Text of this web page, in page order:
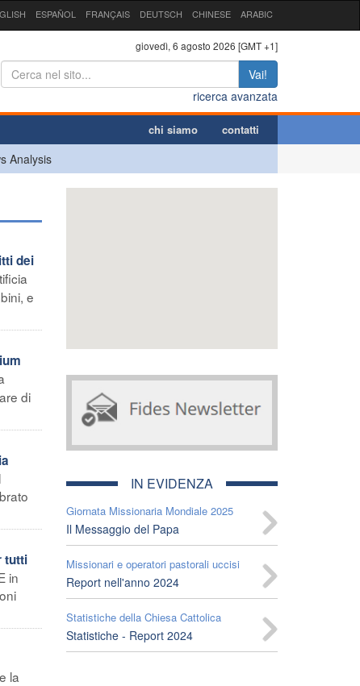
ESPAÑOL FRANÇAIS DEUTSCH CHINESE ARABIC
giovedì, 6 agosto 2026 [GMT +1]
Vai!
ricerca avanzata
chi siamo contatti
Analysis
dei
e
di
tutti
in
la
IN EVIDENZA
Giornata Missionaria Mondiale 2025
Il Messaggio del Papa
Missionari e operatori pastorali uccisi
Report nell'anno 2024
Statistiche della Chiesa Cattolica
Statistiche - Report 2024